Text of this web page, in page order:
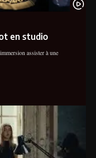
en studio
assister à une